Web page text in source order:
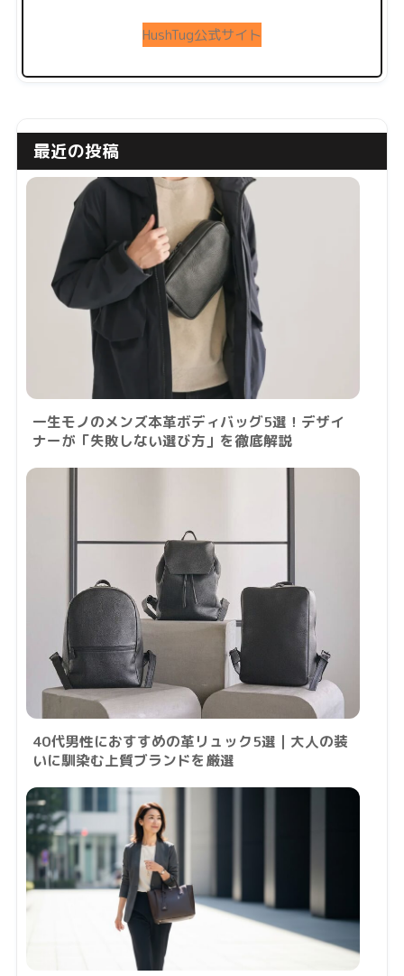
HushTug公式サイト
最近の投稿
一生モノのメンズ本革ボディバッグ5選！デザイ
ナーが「失敗しない選び方」を徹底解説
40代男性におすすめの革リュック5選｜大人の装
いに馴染む上質ブランドを厳選